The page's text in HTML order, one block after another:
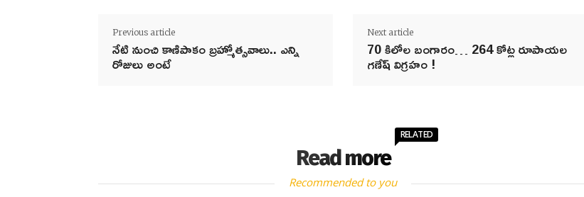
Previous article
నేటి నుంచి కాణిపాకం బ్రహ్మోత్సవాలు.. ఎన్ని
రోజులు అంటే
Next article
70 కిలోల బంగారం… 264 కోట్ల రూపాయల
గణేష్ విగ్రహం !
Read more
RELATED
Recommended to you